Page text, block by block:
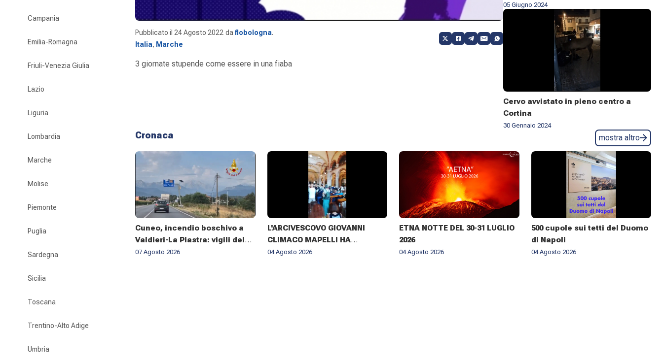
Campania
Emilia-Romagna
Friuli-Venezia Giulia
Lazio
Liguria
Lombardia
Marche
Molise
Piemonte
Puglia
Sardegna
Sicilia
Toscana
Trentino-Alto Adige
Umbria
Pubblicato il 24 Agosto 2022 daflobologna.
Italia, Marche
3 giornate stupende come essere in una fiaba
05 Giugno 2024
Cervo avvistato in pieno centro a
Cortina
30 Gennaio 2024
Cronaca mostra altro
Cuneo, incendio boschivo a
Valdieri-La Piastra: vigili del
fuoco al lavoro da sette giorni
07 Agosto 2026
L'ARCIVESCOVO GIOVANNI
CLIMACO MAPELLI HA
PRESENZIATO AL FUNERALE DI
04 Agosto 2026
ETNA NOTTE DEL 30-31 LUGLIO
2026
04 Agosto 2026
500 cupole sui tetti del Duomo
di Napoli
04 Agosto 2026